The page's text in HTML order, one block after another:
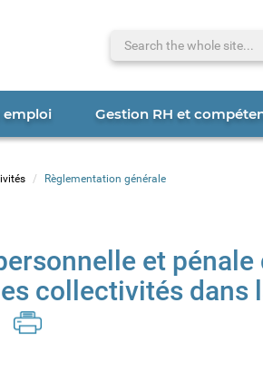
emploi Gestion RH et
Règlementation générale
et pénale
collectivités dans